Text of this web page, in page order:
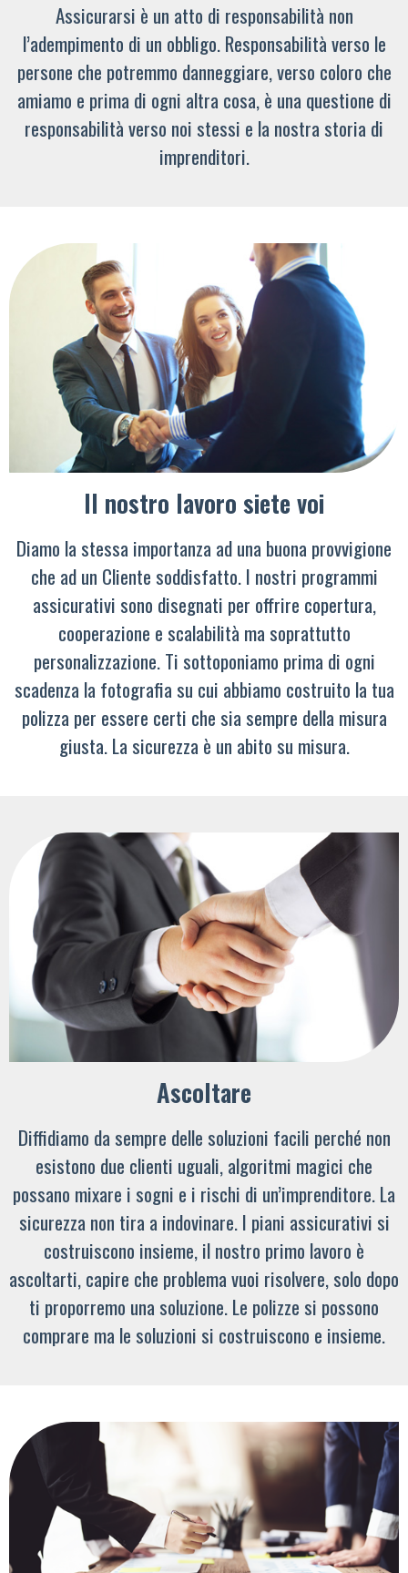
Assicurarsi è un atto di responsabilità non
l’adempimento di un obbligo. Responsabilità verso le
persone che potremmo danneggiare, verso coloro che
amiamo e prima di ogni altra cosa, è una questione di
responsabilità verso noi stessi e la nostra storia di
imprenditori.
Il nostro lavoro siete voi
Diamo la stessa importanza ad una buona provvigione
che ad un Cliente soddisfatto. I nostri programmi
assicurativi sono disegnati per offrire copertura,
cooperazione e scalabilità ma soprattutto
personalizzazione. Ti sottoponiamo prima di ogni
scadenza la fotografia su cui abbiamo costruito la tua
polizza per essere certi che sia sempre della misura
giusta. La sicurezza è un abito su misura.
Ascoltare
Diffidiamo da sempre delle soluzioni facili perché non
esistono due clienti uguali, algoritmi magici che
possano mixare i sogni e i rischi di un’imprenditore. La
sicurezza non tira a indovinare. I piani assicurativi si
costruiscono insieme, il nostro primo lavoro è
ascoltarti, capire che problema vuoi risolvere, solo dopo
ti proporremo una soluzione. Le polizze si possono
comprare ma le soluzioni si costruiscono e insieme.